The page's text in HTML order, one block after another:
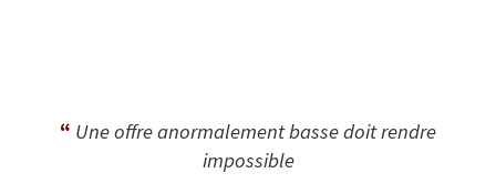
“ Une offre anormalement basse doit rendre
impossible